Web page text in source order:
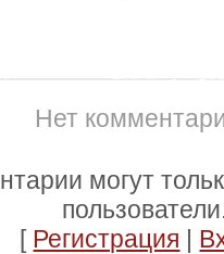
Нет
могут
[ Регистрация |